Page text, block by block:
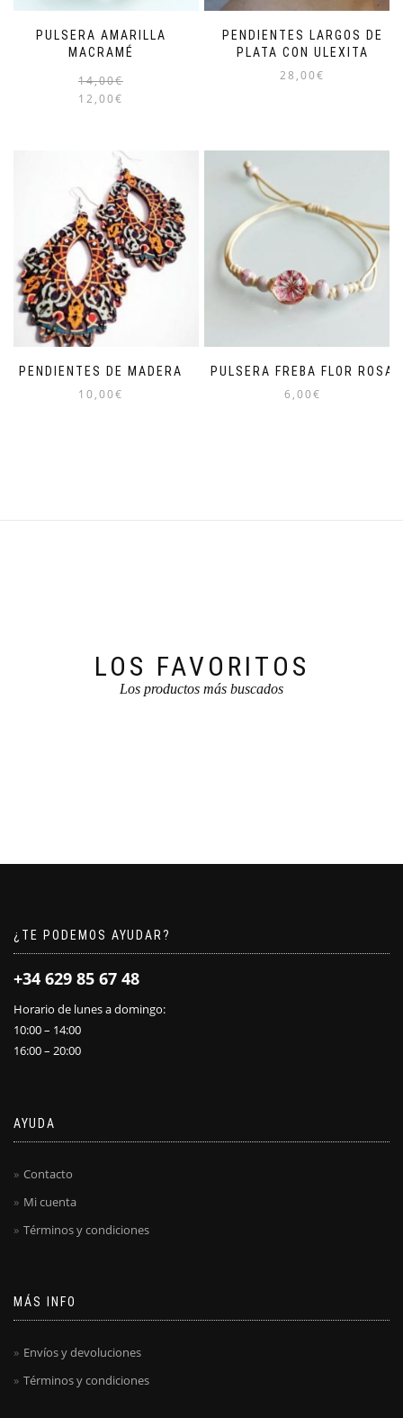
PULSERA AMARILLA
MACRAMÉ
14,00€
12,00€
PENDIENTES LARGOS DE
PLATA CON ULEXITA
28,00€
PENDIENTES DE MADERA
10,00€
PULSERA FREBA FLOR ROSA
6,00€
LOS FAVORITOS
Los productos más buscados
¿TE PODEMOS AYUDAR?
+34 629 85 67 48
Horario de lunes a domingo:
10:00 – 14:00
16:00 – 20:00
AYUDA
Contacto
Mi cuenta
Términos y condiciones
MÁS INFO
Envíos y devoluciones
Términos y condiciones